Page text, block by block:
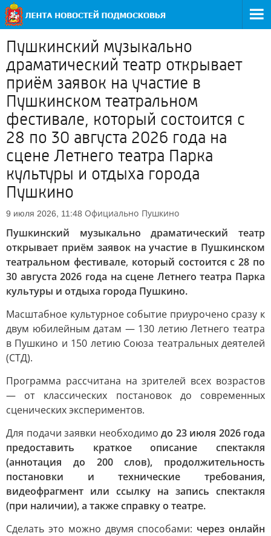
Пушкинский музыкально
драматический театр открывает
приём заявок на участие в
Пушкинском театральном
фестивале, который состоится с
28 по 30 августа 2026 года на
сцене Летнего театра Парка
культуры и отдыха города
Пушкино
9 июля 2026, 11:48 Официально Пушкино
Пушкинский музыкально драматический театр
открывает приём заявок на участие в Пушкинском
театральном фестивале, который состоится с 28 по
30 августа 2026 года на сцене Летнего театра Парка
культуры и отдыха города Пушкино.
Масштабное культурное событие приурочено сразу к
двум юбилейным датам — 130 летию Летнего театра
в Пушкино и 150 летию Союза театральных деятелей
(СТД).
Программа рассчитана на зрителей всех возрастов
— от классических постановок до современных
сценических экспериментов.
Для подачи заявки необходимо до 23 июля 2026 года
предоставить краткое описание спектакля
(аннотация до 200 слов), продолжительность
постановки и технические требования,
видеофрагмент или ссылку на запись спектакля
(при наличии), а также справку о театре.
Сделать это можно двумя способами: через онлайн